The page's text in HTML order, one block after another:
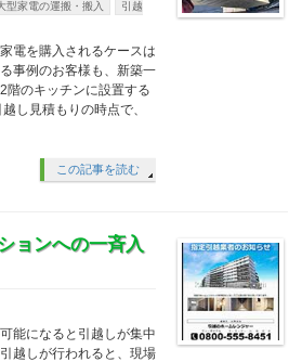
型家電の運搬・搬入
引越
電を購入されるケースは
事例のお客様も、新築一
階のキッチンに設置する
し見積もりの時点で、
この記事を読む
ョンへの一斉入
能になると引越しが集中
越しが行われると、現場